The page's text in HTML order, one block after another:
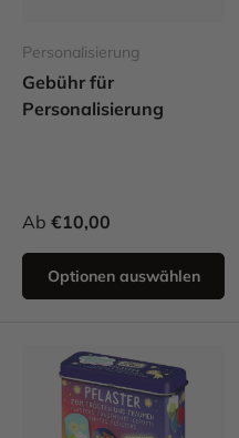
Personalisierung
Gebühr für
Personalisierung
Ab €10,00
Optionen auswählen